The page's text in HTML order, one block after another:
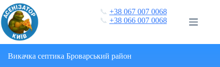
Перейти
до
вмісту
📞 +38 067 007 0068
📞 +38 066 007 0068
Викачка септика Броварський район